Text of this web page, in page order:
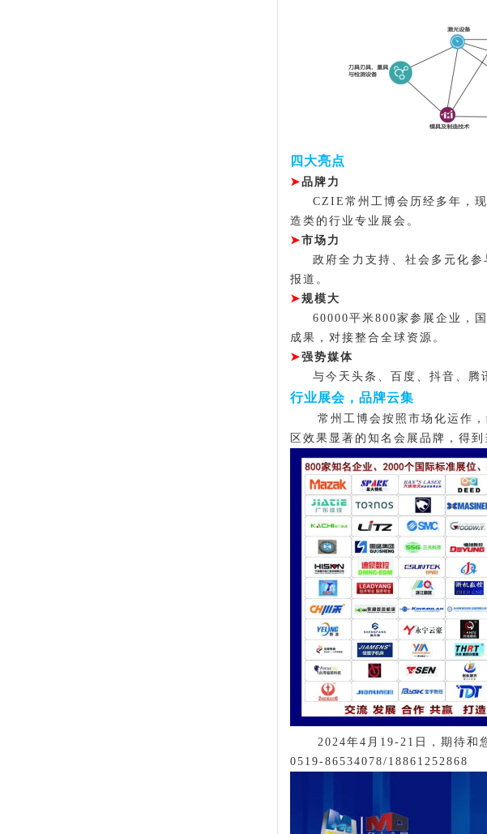
四大亮点
➤品牌力
CZIE常州工博会历经多年，
造类的行业专业展会。
➤市场力
政府全力支持、社会多元化
报道。
➤规模大
60000平米800家参展企业，
成果，对接整合全球资源。
➤强势媒体
与今天头条、百度、抖音、腾
行业展会，品牌云集
常州工博会按照市场化运作
区效果显著的知名会展品牌，得
2024年4月19-21日，期待和
0519-86534078/18861252868